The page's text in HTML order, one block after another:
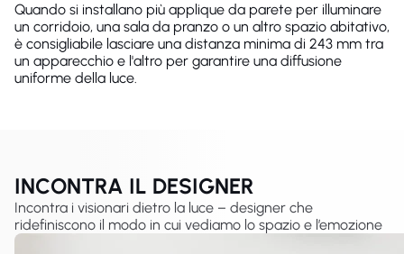
Quando si installano più applique da parete per illuminare
un corridoio, una sala da pranzo o un altro spazio abitativo,
è consigliabile lasciare una distanza minima di 243 mm tra
un apparecchio e l'altro per garantire una diffusione
uniforme della luce.
INCONTRA IL DESIGNER
Incontra i visionari dietro la luce – designer che
ridefiniscono il modo in cui vediamo lo spazio e l’emozione